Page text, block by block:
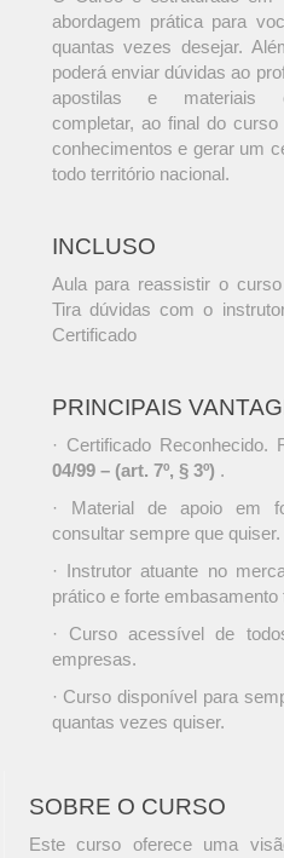
abordagem prática para
quantas vezes desejar.
poderá enviar dúvidas ao
apostilas e materiais
completar, ao final do
conhecimentos e gerar um
todo território nacional.
INCLUSO
Aula para reassistir o
Tira dúvidas com o
Certificado
PRINCIPAIS
· Certificado Reconhecido.
04/99 – (art. 7º, § 3º) .
· Material de apoio em
consultar sempre que quiser.
· Instrutor atuante no
prático e forte embasamento
· Curso acessível de
empresas.
· Curso disponível para
quantas vezes quiser.
SOBRE O CURSO
Este curso oferece uma